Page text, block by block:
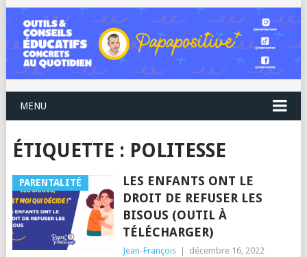
MENU
ÉTIQUETTE : POLITESSE
PARENTALITÉ
LES ENFANTS ONT LE
DROIT DE REFUSER LES
BISOUS (OUTIL À
TÉLÉCHARGER)
Jean-François décembre 16, 2022